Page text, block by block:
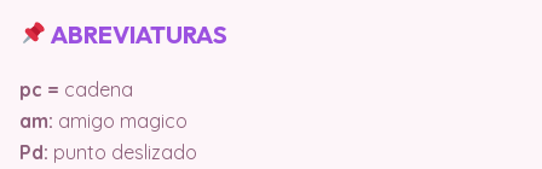
ABREVIATURAS
pc = cadena
am: amigo magico
Pd: punto deslizado